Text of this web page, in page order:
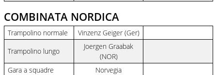
COMBINATA NORDICA
Trampolino normale
Vinzenz Geiger (Ger)
Trampolino lungo
Joergen Graabak
(NOR)
Gara a squadre
Norvegia